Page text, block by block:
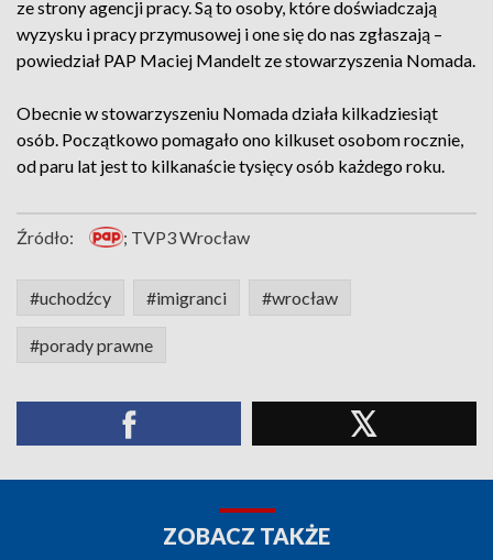
ze strony agencji pracy. Są to osoby, które doświadczają
wyzysku i pracy przymusowej i one się do nas zgłaszają –
powiedział PAP Maciej Mandelt ze stowarzyszenia Nomada.
Obecnie w stowarzyszeniu Nomada działa kilkadziesiąt
osób. Początkowo pomagało ono kilkuset osobom rocznie,
od paru lat jest to kilkanaście tysięcy osób każdego roku.
Źródło: ; TVP3 Wrocław
#uchodźcy #imigranci #wrocław
#porady prawne
ZOBACZ TAKŻE